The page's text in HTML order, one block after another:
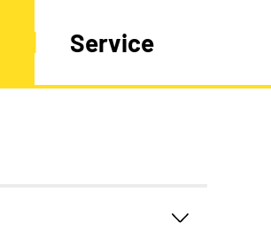
Service